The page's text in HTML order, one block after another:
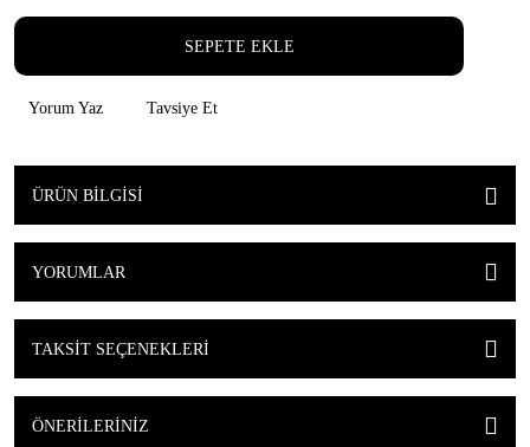
SEPETE EKLE
Yorum Yaz Tavsiye Et
ÜRÜN BILGISI
YORUMLAR
TAKSIT SEÇENEKLERI
ÖNERILERINIZ